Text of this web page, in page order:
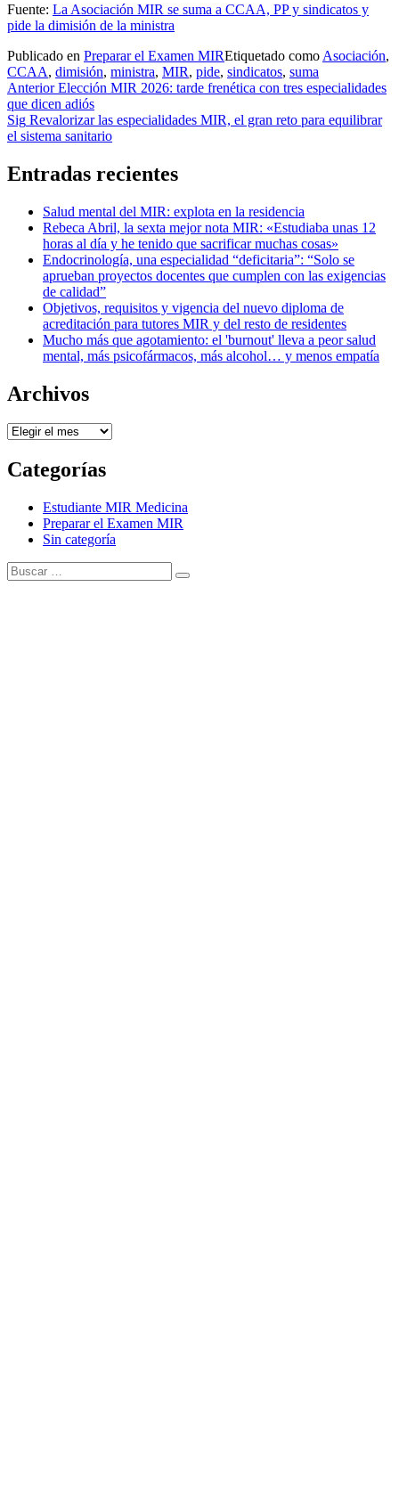
Fuente: La Asociación MIR se suma a CCAA, PP y sindicatos y
pide la dimisión de la ministra
Publicado en Preparar el Examen MIREtiquetado como Asociación,
CCAA, dimisión, ministra, MIR, pide, sindicatos, suma
Navegación
de
entradas
Anterior Elección MIR 2026: tarde frenética con tres especialidades
que dicen adiós
Sig Revalorizar las especialidades MIR, el gran reto para equilibrar
el sistema sanitario
Entradas recientes
Salud mental del MIR: explota en la residencia
Rebeca Abril, la sexta mejor nota MIR: «Estudiaba unas 12
horas al día y he tenido que sacrificar muchas cosas»
Endocrinología, una especialidad “deficitaria”: “Solo se
aprueban proyectos docentes que cumplen con las exigencias
de calidad”
Objetivos, requisitos y vigencia del nuevo diploma de
acreditación para tutores MIR y del resto de residentes
Mucho más que agotamiento: el 'burnout' lleva a peor salud
mental, más psicofármacos, más alcohol… y menos empatía
Archivos
Archivos
Categorías
Estudiante MIR Medicina
Preparar el Examen MIR
Sin categoría
Buscar:
Buscar